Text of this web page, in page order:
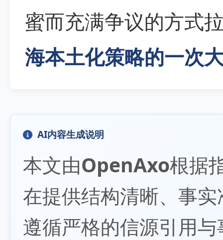
蜜而充满争议的方式
海本土化策略的一次
AI内容生成说明
本文由OpenAxo根据
在提供结构清晰、事
遵循严格的信源引用